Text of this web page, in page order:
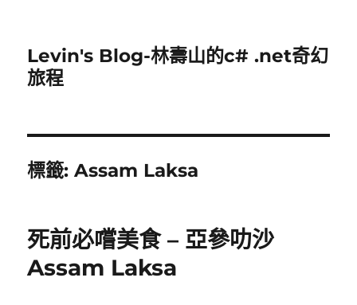
Levin's Blog-林壽山的c# .net奇幻
旅程
標籤:Assam Laksa
死前必嚐美食 – 亞參叻沙
Assam Laksa